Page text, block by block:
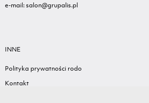
e-mail: salon@grupalis.pl
INNE
Polityka prywatności rodo
Kontakt